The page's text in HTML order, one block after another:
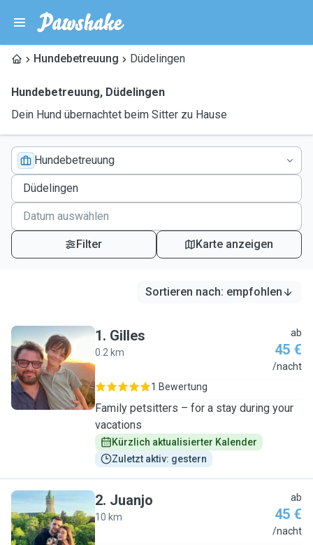
Hundebetreuung Düdelingen
Hundebetreuung, Düdelingen
Dein Hund übernachtet beim Sitter zu Hause
Hundebetreuung
Filter Karte anzeigen
Sortieren nach: empfohlen
G
1. Gilles
0.2 km
ab
45 €
/nacht
1 Bewertung
Family petsitters – for a stay during your
vacations
Kürzlich aktualisierter Kalender
Zuletzt aktiv: gestern
J
2. Juanjo
10 km
ab
45 €
/nacht